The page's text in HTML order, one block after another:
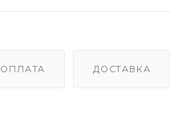
ОПЛАТА ДОСТАВКА